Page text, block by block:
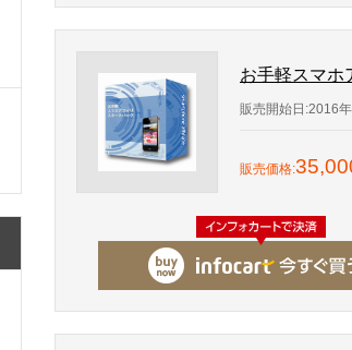
お手軽スマホ
販売開始日:2016
販売価格: